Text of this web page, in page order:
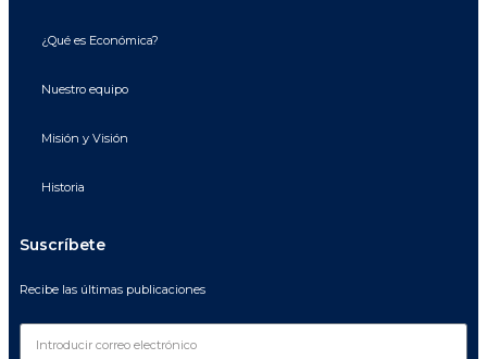
¿Qué es Económica?
Nuestro equipo
Misión y Visión
Historia
Suscríbete
Recibe las últimas publicaciones